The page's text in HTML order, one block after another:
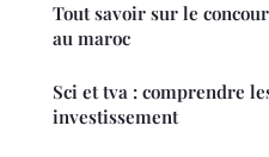
Tout savoir sur le
au maroc
Sci et tva : comprendre
investissement